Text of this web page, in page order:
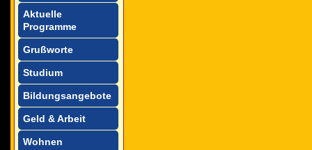
Aktuelle
Programme
Grußworte
Studium
Bildungsangebote
Geld & Arbeit
Wohnen